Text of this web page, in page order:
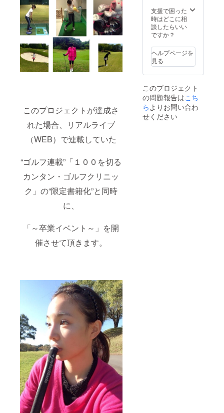
このプロジェクトが達成さ
れた場合、リアルライブ
（WEB）で連載していた
“ゴルフ連載”「１００を切る
カンタン・ゴルフクリニッ
ク」の“限定書籍化”と同時
に、
「～卒業イベント～」を開
催させて頂きます。
できるよう、ご
招待致します
（イベント前
に、小塚桃子の
お話しできま
す） ⑬小塚桃子
とご支援者様と
の2shot写真を
ランダムに入れ
た書籍を後日、
郵送致します
支援で困った
時はどこに相
談したらいい
ですか？
ヘルプページを
見る
このプロジェクト
の問題報告はこち
ら よりお問い合わ
せください